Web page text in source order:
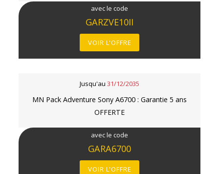
avec le code
GARZVE10II
VOIR L'OFFRE
Jusqu'au 31/12/2035
MN Pack Adventure Sony A6700 : Garantie 5 ans
OFFERTE
avec le code
GARA6700
VOIR L'OFFRE